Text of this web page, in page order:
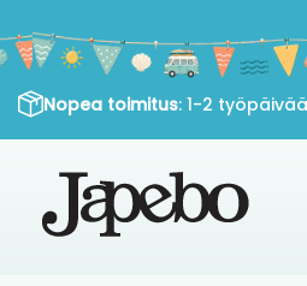
sisältöön
Nopea toimitus: 1-2 työpäivää